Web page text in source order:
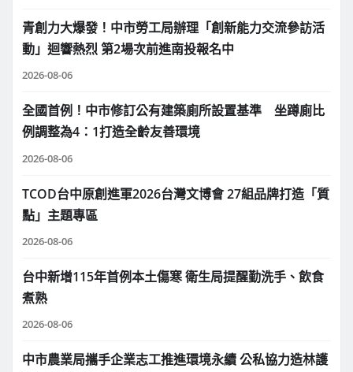
青創力大爆發！中市勞工局辦理「創新能力交流參訪活
動」迴響熱烈 第2場次前進南投報名中
2026-08-06
全國首例！中市修訂公有建築廁所設置基準 坐蹲廁比
例調整為4：1打造全齡友善環境
2026-08-06
TCOD台中原創進軍2026台灣文博會 27組品牌打造「質
點」主題專區
2026-08-06
台中新增115年首例本土傷寒 衛生局提醒勤洗手、飲食
煮熟
2026-08-06
中市農業局攜手企業志工推進環境永續 公私協力造林護